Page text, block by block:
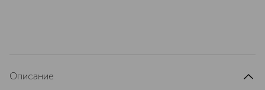
Описание